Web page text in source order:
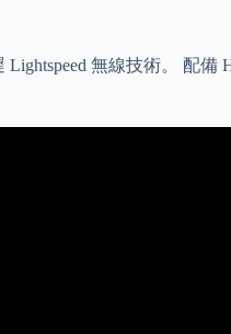
無線技術。 配